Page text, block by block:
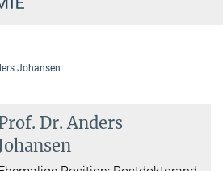
Johansen
Dr. Anders